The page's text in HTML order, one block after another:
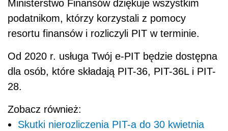
Ministerstwo Finansów dziękuje wszystkim
podatnikom, którzy korzystali z pomocy
resortu finansów i rozliczyli PIT w terminie.
Od 2020 r. usługa Twój e-PIT będzie dostępna
dla osób, które składają PIT-36, PIT-36L i PIT-
28.
Zobacz również:
Skutki nierozliczenia PIT-a do 30 kwietnia